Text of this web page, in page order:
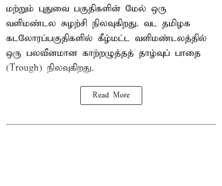
மற்றும் புதுவை பகுதிகளின் மேல் ஒரு
வளிமண்டல சுழற்சி நிலவுகிறது. வட தமிழக
கடலோரப்பகுதிகளில் கீழ்மட்ட வளிமண்டலத்தில்
ஒரு பலவீனமான காற்றழுத்தத் தாழ்வுப் பாதை
(Trough) நிலவுகிறது.
Read More